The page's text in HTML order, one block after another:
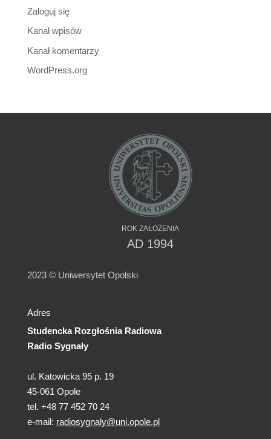
Zaloguj się
Kanał wpisów
Kanał komentarzy
WordPress.org
ROK ZAŁOŻENIA
AD 1994
2023 © Uniwersytet Opolski
Adres
Studencka Rozgłośnia Radiowa
Radio Sygnały
ul. Katowicka 95 p. 19
45-061 Opole
tel. +48 77 452 70 24
e-mail: radiosygnaly@uni.opole.pl